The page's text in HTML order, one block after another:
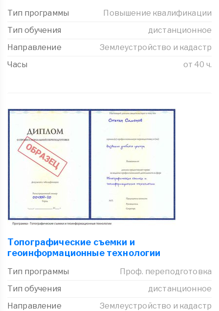
Тип программы
Повышение квалификации
Тип обучения
дистанционное
Направление
Землеустройство и кадастр
Часы
от 40 ч.
Топографические съемки и
геоинформационные технологии
Тип программы
Проф. переподготовка
Тип обучения
дистанционное
Направление
Землеустройство и кадастр